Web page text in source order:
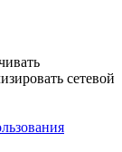
сетевой